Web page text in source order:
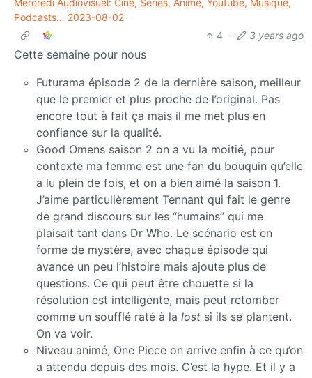
Podcasts… 2023-08-02
4 · 3 years ago
Cette semaine pour nous
Futurama épisode 2 de la dernière saison, meilleur
que le premier et plus proche de l’original. Pas
encore tout à fait ça mais il me met plus en
confiance sur la qualité.
Good Omens saison 2 on a vu la moitié, pour
contexte ma femme est une fan du bouquin qu’elle
a lu plein de fois, et on a bien aimé la saison 1.
J’aime particulièrement Tennant qui fait le genre
de grand discours sur les “humains” qui me
plaisait tant dans Dr Who. Le scénario est en
forme de mystère, avec chaque épisode qui
avance un peu l’histoire mais ajoute plus de
questions. Ce qui peut être chouette si la
résolution est intelligente, mais peut retomber
comme un soufflé raté à la lost si ils se plantent.
On va voir.
Niveau animé, One Piece on arrive enfin à ce qu’on
a attendu depuis des mois. C’est la hype. Et il y a